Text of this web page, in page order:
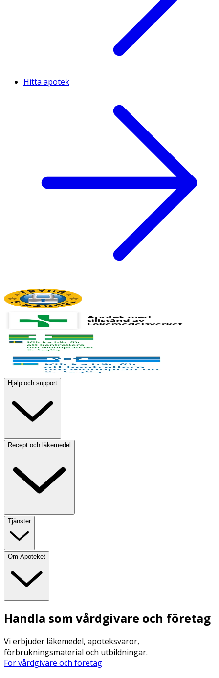
Hitta apotek
Hjälp och support
Recept och läkemedel
Tjänster
Om Apoteket
Handla som vårdgivare och företag
Vi erbjuder läkemedel, apoteksvaror,
förbrukningsmaterial och utbildningar.
För vårdgivare och företag